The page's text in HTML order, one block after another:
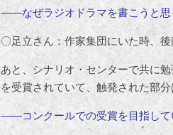
――なぜラジオドラマを書こうと思
〇足立さん：作家集団にいた時、
あと、シナリオ・センターで共に
を受賞されていて、触発された部分
――コンクールでの受賞を目指して